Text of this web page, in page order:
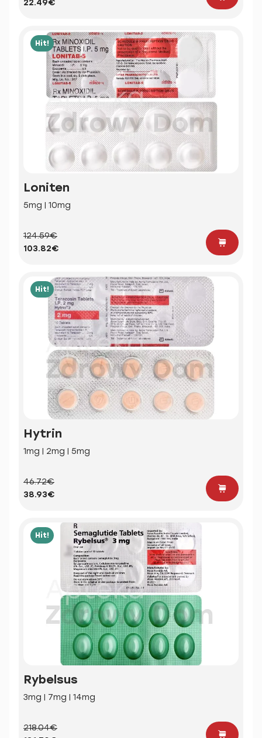
22.49€
Hit!
Loniten
5mg | 10mg
124.59€
103.82€
Hit!
Hytrin
1mg | 2mg | 5mg
46.72€
38.93€
Hit!
Rybelsus
3mg | 7mg | 14mg
218.04€